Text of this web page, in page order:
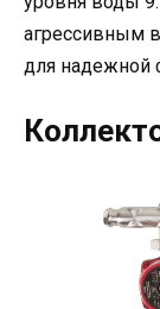
агрессивным
для надежной